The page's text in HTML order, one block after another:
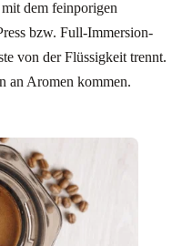
dem feinporigen
bzw. Full-Immersion-
von der Flüssigkeit trennt.
an Aromen kommen.